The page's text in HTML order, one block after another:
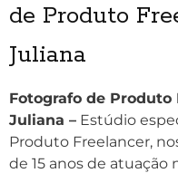
de Produto
Juliana
Fotografo de
Juliana – Estúdio
Produto Freelancer,
de 15 anos de